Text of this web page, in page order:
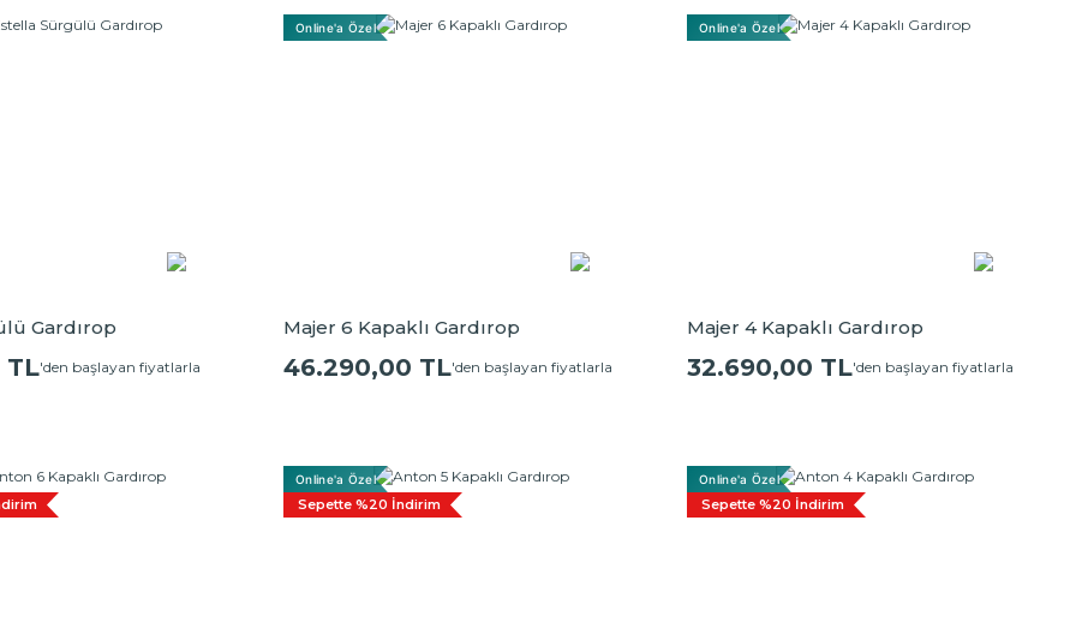
Gardırop
TL'den başlayan fiyatlarla
Online'a Özel
Majer 6 Kapaklı Gardırop
46.290,00 TL'den başlayan fiyatlarla
Online'a Özel
Majer 4 Kapaklı Gardırop
32.690,00 TL'den başlayan fiyatlarla
Online'a Özel
Sepette %20 İndirim
Online'a Özel
Sepette %20 İndirim